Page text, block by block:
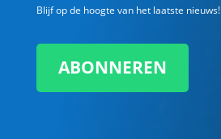
Blijf op de hoogte van het laatste nieuws!
ABONNEREN